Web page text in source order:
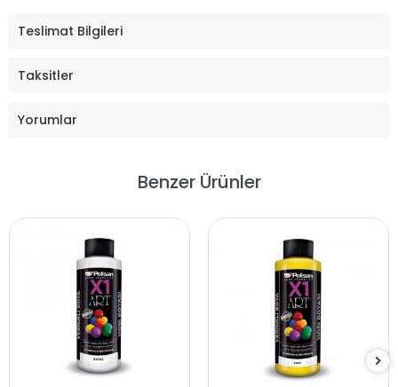
Teslimat Bilgileri
Taksitler
Yorumlar
Benzer Ürünler